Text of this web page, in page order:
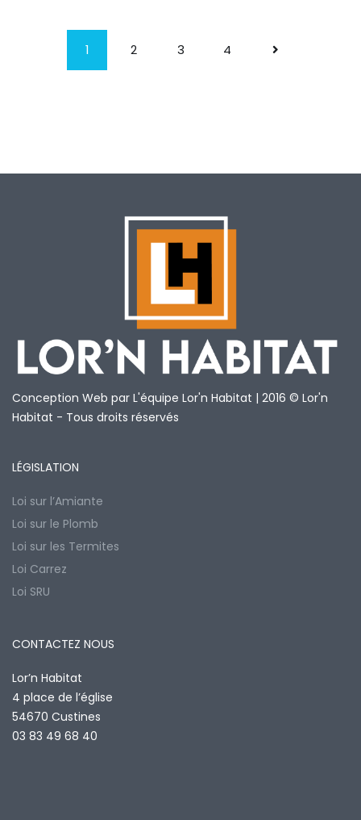
1 2 3 4
Conception Web par L'équipe Lor'n Habitat | 2016 © Lor'n
Habitat - Tous droits réservés
LÉGISLATION
Loi sur l’Amiante
Loi sur le Plomb
Loi sur les Termites
Loi Carrez
Loi SRU
CONTACTEZ NOUS
Lor’n Habitat
4 place de l’église
54670 Custines
03 83 49 68 40